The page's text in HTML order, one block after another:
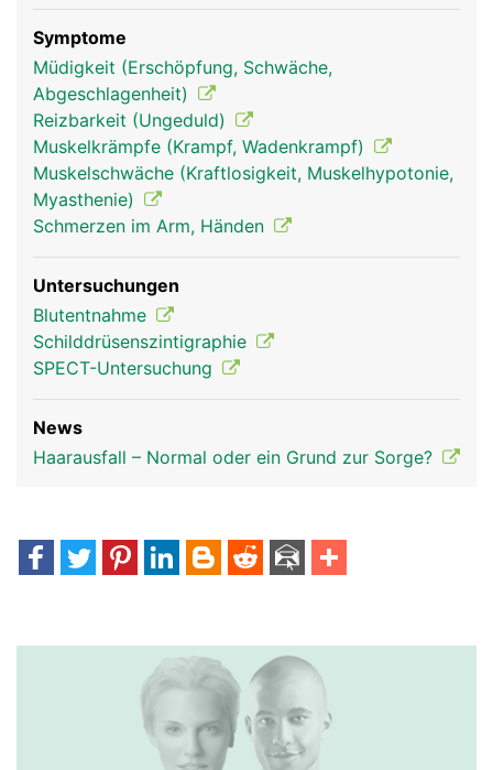
Frau
Mann
Symptome
Müdigkeit (Erschöpfung, Schwäche,
Abgeschlagenheit)
Reizbarkeit (Ungeduld)
Muskelkrämpfe (Krampf, Wadenkrampf)
Muskelschwäche (Kraftlosigkeit, Muskelhypotonie,
Myasthenie)
Schmerzen im Arm, Händen
Untersuchungen
Blutentnahme
Schilddrüsenszintigraphie
SPECT-Untersuchung
News
Haarausfall – Normal oder ein Grund zur Sorge?